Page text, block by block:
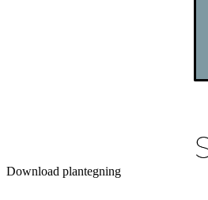
Download plantegning